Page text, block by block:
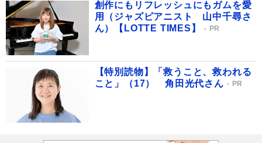
創作にもリフレッシュにもガムを愛
用（ジャズピアニスト 山中千尋さ
ん）【LOTTE TIMES】
PR
【特別読物】「救うこと、救われる
こと」（17） 角田光代さん
PR